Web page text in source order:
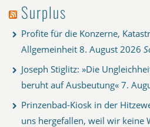
Surplus
Profite für die Konzerne,
Allgemeinheit 8. August 2026
Joseph Stiglitz: »Die
beruht auf Ausbeutung« 7.
Prinzenbad-Kiosk in der
uns hergefallen, weil wir keine